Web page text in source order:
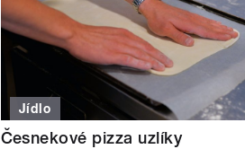
Jídlo
Česnekové pizza uzlíky